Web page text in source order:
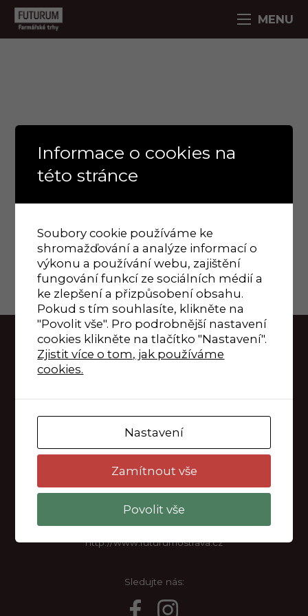
MENU
Vyrobeno v Dark Side a.s.
Novinářská 3178/6a,
http://www.futurumostrava.cz
Sledujte nás:
Informace o cookies na
této stránce
Soubory cookie používáme ke
shromažďování a analýze informací o
výkonu a používání webu, zajištění
fungování funkcí ze sociálních médií a
ke zlepšení a přizpůsobení obsahu.
Pokud s tím souhlasíte, klikněte na
"Povolit vše". Pro podrobnější nastavení
cookies klikněte na tlačítko "Nastavení".
Zjistit více o tom, jak používáme
cookies.
Nastavení
Zamítnout vše
Povolit vše